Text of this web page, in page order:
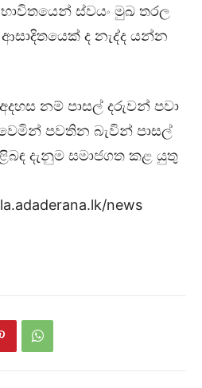
භාවිතයෙන් ස්වයං මුඛ තරල
ද නැද්ද යන්න
නම් පාසල් දරුවන් පවා
පවතින බැවින් පාසල්
දැනුම සමාජගත කළ යුතු
news